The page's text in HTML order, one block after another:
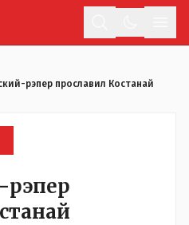
рэпер прославил Костанай
рэпер